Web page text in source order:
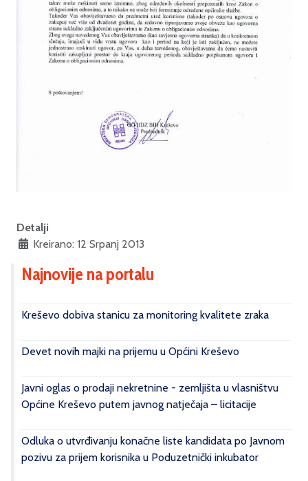
Detalji
Kreirano: 12 Srpanj 2013
Najnovije na portalu
Kreševo dobiva stanicu za monitoring kvalitete zraka
Devet novih majki na prijemu u Općini Kreševo
Javni oglas o prodaji nekretnine - zemljišta u vlasništvu
Općine Kreševo putem javnog natječaja – licitacije
Odluka o utvrđivanju konačne liste kandidata po Javnom
pozivu za prijem korisnika u Poduzetnički inkubator